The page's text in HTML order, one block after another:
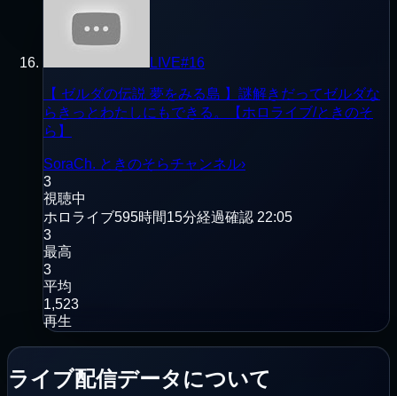
LIVE#16
【 ゼルダの伝説 夢をみる島 】謎解きだってゼルダな
らきっとわたしにもできる。【ホロライブ/ときのそ
ら】
SoraCh. ときのそらチャンネル›
3
視聴中
ホロライブ595時間15分経過確認 22:05
3
最高
3
平均
1,523
再生
ライブ配信データについて